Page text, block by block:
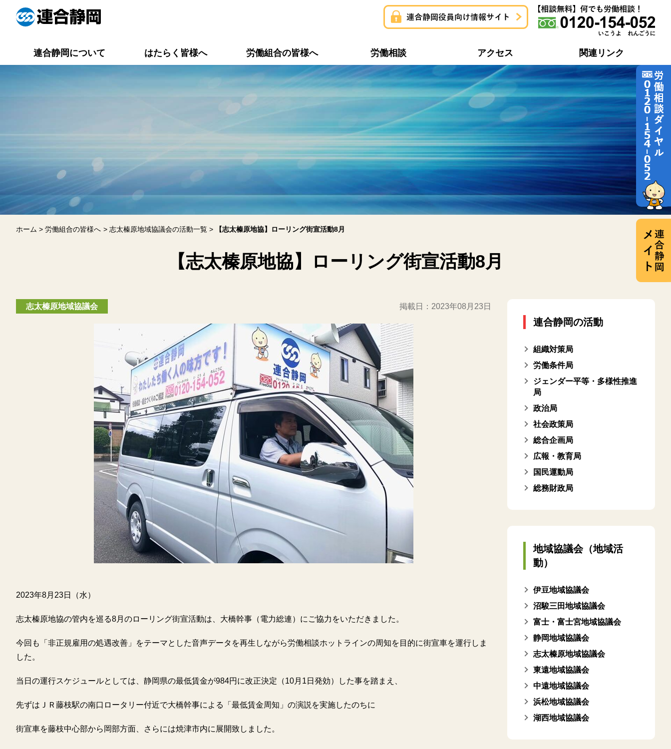
連合静岡について
構成組織一覧 地域協議会一覧
専門委員会
はたらく皆様へ
連合静岡ユニオン 労働問題どう解決するの？
労働組合の皆様へ
推薦・支持議員一覧 地域協議会活動報告一覧
資料集一覧
労働相談 アクセス 関連リンク
ホーム 労働組合の皆様へ 志太榛原地域協議会の活動一覧 【志太榛原地協】ローリング街宣活動8月
【志太榛原地協】ローリング街宣活動8月
志太榛原地域協議会 掲載日： 2023年08月23日
2023年8月23日（水）
志太榛原地協の管内を巡る8月のローリング街宣活動は、大橋幹事（電力総連）にご協力をいただきました。
今回も「非正規雇用の処遇改善」をテーマとした音声データを再生しながら労働相談ホットラインの周知を目的に街宣車を運行しま
した。
当日の運行スケジュールとしては、静岡県の最低賃金が984円に改正決定（10月1日発効）した事を踏まえ、
先ずはＪＲ藤枝駅の南口ロータリー付近で大橋幹事による「最低賃金周知」の演説を実施したのちに
街宣車を藤枝中心部から岡部方面、さらには焼津市内に展開致しました。
連合静岡の活動
組織対策局
労働条件局
ジェンダー平等・多様性推進
局
政治局
社会政策局
総合企画局
広報・教育局
国民運動局
総務財政局
地域協議会（地域活
動）
伊豆地域協議会
沼駿三田地域協議会
富士・富士宮地域協議会
静岡地域協議会
志太榛原地域協議会
東遠地域協議会
中遠地域協議会
浜松地域協議会
湖西地域協議会